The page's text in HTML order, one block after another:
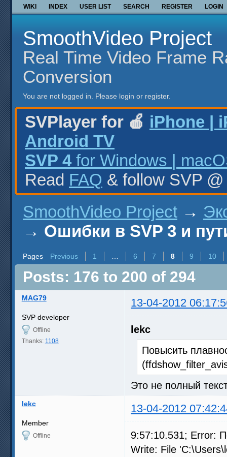
WIKI INDEX USER LIST SEARCH REGISTER LOGIN
SmoothVideo Project
Real Time Video Frame
Conversion
You are not logged in. Please login or register.
SVPlayer for 🍎 iPhone |
Android TV
SVP 4 for Windows |
Read FAQ & follow SVP
SmoothVideo Project →
→ Ошибки в SVP 3 и
Pages Previous 1 6 7 8 9 10
Posts: 176 to 200 of 294
MAG79 13-04-2012
SVP developer
Offline
Thanks: 1108
lekc
Повысить
Это не полный
lekc 13-04-2012
Member
Offline
9:57:10.531; Error:
Write: File